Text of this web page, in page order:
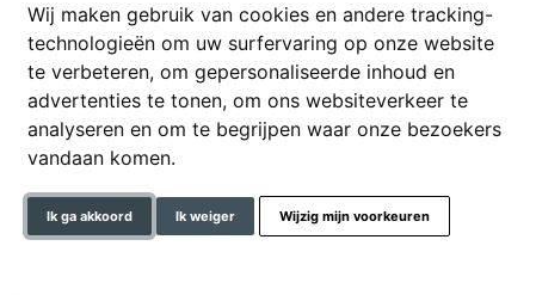
Wij maken gebruik van cookies en andere tracking-
technologieën om uw surfervaring op onze website
te verbeteren, om gepersonaliseerde inhoud en
advertenties te tonen, om ons websiteverkeer te
analyseren en om te begrijpen waar onze bezoekers
vandaan komen.
Ik ga akkoord Ik weiger Wijzig mijn voorkeuren
kleur